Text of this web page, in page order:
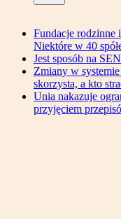
Fundacje rodzinne
Niektóre w 40
Jest sposób na
Zmiany w
skorzysta, a kto
Unia nakazuje
przyjęciem